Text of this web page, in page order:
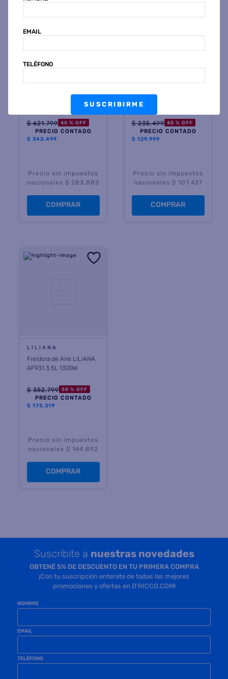
AI551/07 12 Litros 1900
$ 621.799 45 % OFF
PRECIO CONTADO
$ 343.499
Precio sin impuestos
nacionales $ 283.883
COMPRAR
KJHAF1601 Horno Digital
11.8 Litros 1600 Watts
Negra
$ 235.499 45 % OFF
PRECIO CONTADO
$ 129.999
Precio sin impuestos
nacionales $ 107.437
COMPRAR
LILIANA
Freidora de Aire LILIANA
AF931 3.5L 1300W
$ 352.799 50 % OFF
PRECIO CONTADO
$ 175.319
Precio sin impuestos
nacionales $ 144.892
COMPRAR
Suscribite a nuestras novedades
OBTENÉ 5% DE DESCUENTO EN TU PRIMERA COMPRA
¡Con tu suscripción enterate de todas las mejores
promociones y ofertas en D'RICCO.COM!
NOMBRE
EMAIL
TELÉFONO
EMAIL
TELÉFONO
SUSCRIBIRME